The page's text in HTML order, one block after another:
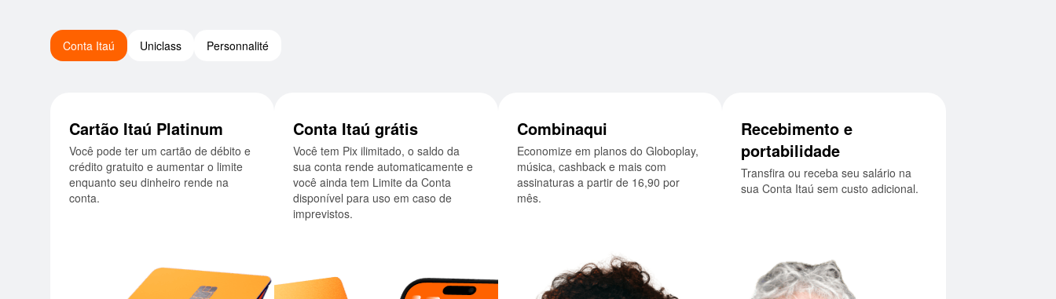
Conta Itaú Uniclass Personnalité
Cartão Itaú Platinum
Você pode ter um cartão de débito e
crédito gratuito e aumentar o limite
enquanto seu dinheiro rende na
conta.
Conta Itaú grátis
Você tem Pix ilimitado, o saldo da
sua conta rende automaticamente e
você ainda tem Limite da Conta
disponível para uso em caso de
imprevistos.
Combinaqui
Economize em planos do Globoplay,
música, cashback e mais com
assinaturas a partir de 16,90 por
mês.
Recebimento e
portabilidade
Transfira ou receba seu salário na
sua Conta Itaú sem custo adicional.